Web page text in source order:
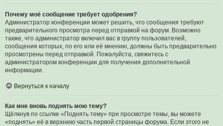
Почему моё сообщение требует одобрения?
Администратор конференции может решить, что сообщения требуют
предварительного просмотра перед отправкой на форум. Возможно
также, что администратор включил вас в группу пользователей,
сообщения которых, по его или её мнению, должны быть предварительно
просмотрены перед отправкой. Пожалуйста, свяжитесь с
администратором конференции для получения дополнительной
информации.
Вернуться к началу
Как мне вновь поднять мою тему?
Щёлкнув по ссылке «Поднять тему» при просмотре темы, вы можете
«поднять» её в верхнюю часть первой страницы форума. Если этого не